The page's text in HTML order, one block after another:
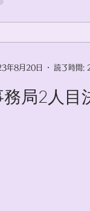
局2人目
年8月20日 読了時間: